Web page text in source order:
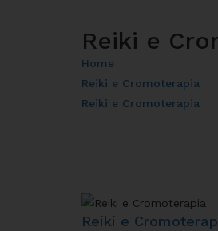
Reiki e
Home
Reiki e Cromoterapia
Reiki e Cromoterapia
Reiki e